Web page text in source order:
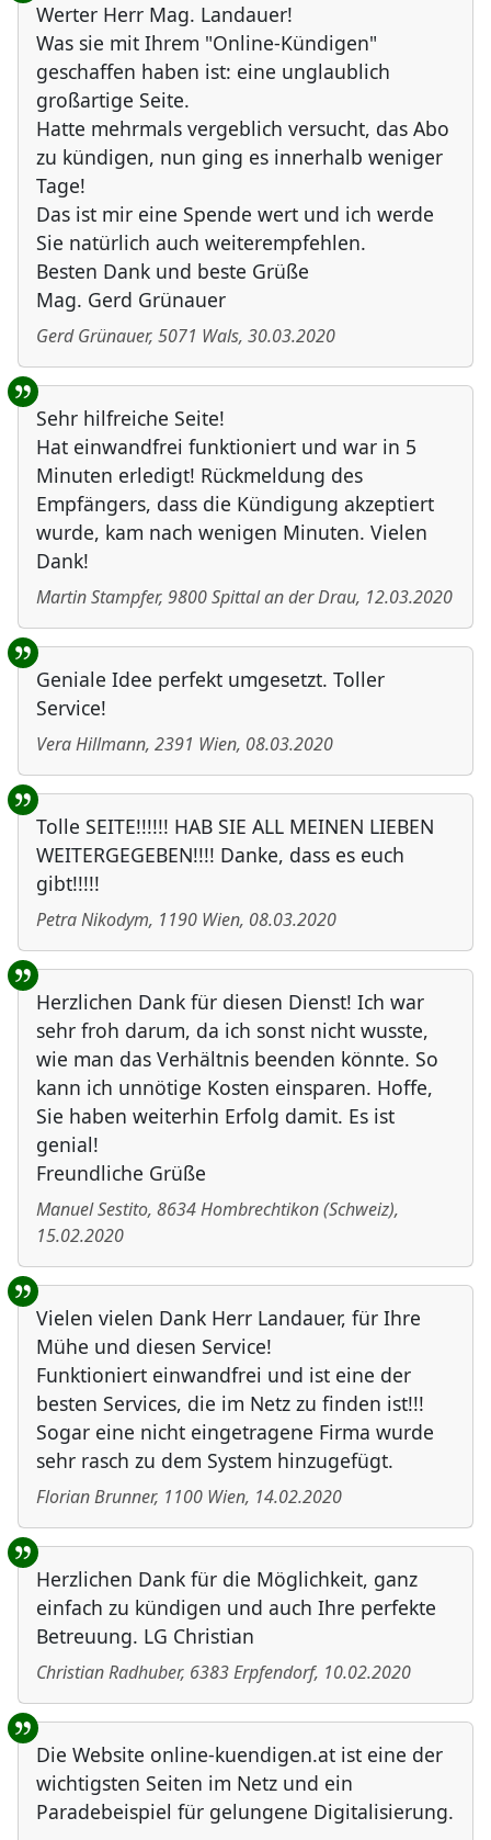
Werter Herr Mag. Landauer!
Was sie mit Ihrem "Online-Kündigen"
geschaffen haben ist: eine unglaublich
großartige Seite.
Hatte mehrmals vergeblich versucht, das Abo
zu kündigen, nun ging es innerhalb weniger
Tage!
Das ist mir eine Spende wert und ich werde
Sie natürlich auch weiterempfehlen.
Besten Dank und beste Grüße
Mag. Gerd Grünauer
Gerd Grünauer, 5071 Wals, 30.03.2020
Sehr hilfreiche Seite!
Hat einwandfrei funktioniert und war in 5
Minuten erledigt! Rückmeldung des
Empfängers, dass die Kündigung akzeptiert
wurde, kam nach wenigen Minuten. Vielen
Dank!
Martin Stampfer, 9800Spittal an der Drau, 12.03.2020
Geniale Idee perfekt umgesetzt. Toller
Service!
Vera Hillmann, 2391 Wien, 08.03.2020
Tolle SEITE!!!!!! HAB SIE ALL MEINEN LIEBEN
WEITERGEGEBEN!!!! Danke, dass es euch
gibt!!!!!
Petra Nikodym, 1190 Wien, 08.03.2020
Herzlichen Dank für diesen Dienst! Ich war
sehr froh darum, da ich sonst nicht wusste,
wie man das Verhältnis beenden könnte. So
kann ich unnötige Kosten einsparen. Hoffe,
Sie haben weiterhin Erfolg damit. Es ist
genial!
Freundliche Grüße
Manuel Sestito, 8634Hombrechtikon(Schweiz),
15.02.2020
Vielen vielen Dank Herr Landauer, für Ihre
Mühe und diesen Service!
Funktioniert einwandfrei und ist eine der
besten Services, die im Netz zu finden ist!!!
Sogar eine nicht eingetragene Firma wurde
sehr rasch zu dem System hinzugefügt.
Florian Brunner, 1100 Wien, 14.02.2020
Herzlichen Dank für die Möglichkeit, ganz
einfach zu kündigen und auch Ihre perfekte
Betreuung. LG Christian
Christian Radhuber, 6383Erpfendorf, 10.02.2020
Die Website online-kuendigen.at ist eine der
wichtigsten Seiten im Netz und ein
Paradebeispiel für gelungene Digitalisierung.